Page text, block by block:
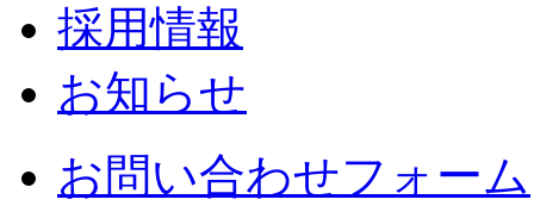
採用情報
お知らせ
お問い合わせフォーム